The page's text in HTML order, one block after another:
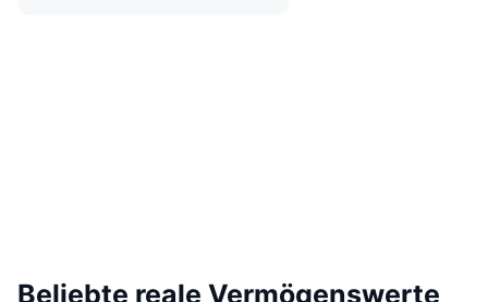
Beliebte reale Vermögenswerte